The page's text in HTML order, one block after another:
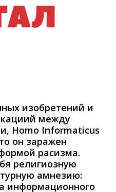
изобретений и
между
Homo Informaticus
он заражен
расизма.
религиозную
амнезию:
информационного